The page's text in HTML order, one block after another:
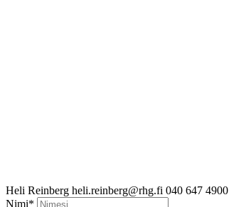
Heli Reinberg heli.reinberg@rhg.fi 040 647 4900
Nimi*